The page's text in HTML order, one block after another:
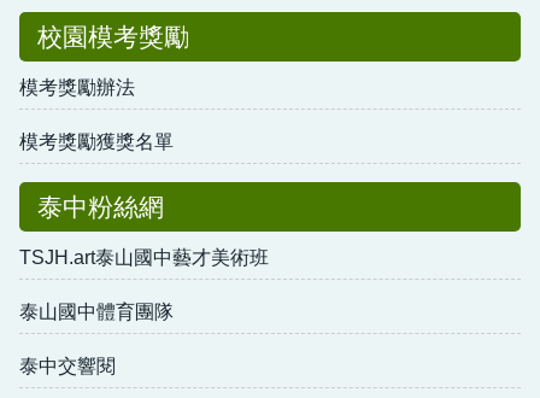
新北市政府公務雲
公文附件下載連結
新北市親師生平台
網路硬碟
專科教室預約(請登入校務行政-使用場地預約模組)
教職員公務電子信箱
泰山國中圖書館
校園模考獎勵
模考獎勵辦法
模考獎勵獲獎名單
泰中粉絲網
TSJH.art泰山國中藝才美術班
泰山國中體育團隊
泰中交響閱